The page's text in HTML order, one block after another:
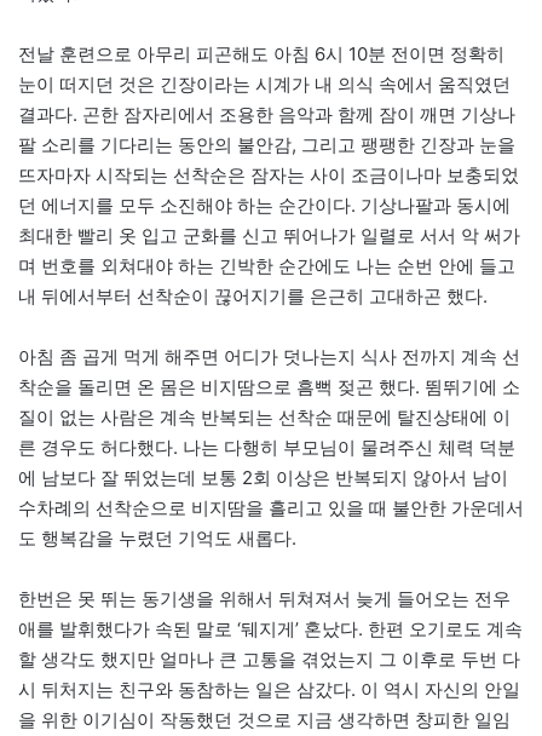
전날 훈련으로 아무리 피곤해도 아침 6시 10분 전이면 정확히
눈이 떠지던 것은 긴장이라는 시계가 내 의식 속에서 움직였던
결과다. 곤한 잠자리에서 조용한 음악과 함께 잠이 깨면 기상나
팔 소리를 기다리는 동안의 불안감, 그리고 팽팽한 긴장과 눈을
뜨자마자 시작되는 선착순은 잠자는 사이 조금이나마 보충되었
던 에너지를 모두 소진해야 하는 순간이다. 기상나팔과 동시에
최대한 빨리 옷 입고 군화를 신고 뛰어나가 일렬로 서서 악 써가
며 번호를 외쳐대야 하는 긴박한 순간에도 나는 순번 안에 들고
내 뒤에서부터 선착순이 끊어지기를 은근히 고대하곤 했다.
아침 좀 곱게 먹게 해주면 어디가 덧나는지 식사 전까지 계속 선
착순을 돌리면 온 몸은 비지땀으로 흠뻑 젖곤 했다. 뜀뛰기에 소
질이 없는 사람은 계속 반복되는 선착순 때문에 탈진상태에 이
른 경우도 허다했다. 나는 다행히 부모님이 물려주신 체력 덕분
에 남보다 잘 뛰었는데 보통 2회 이상은 반복되지 않아서 남이
수차례의 선착순으로 비지땀을 흘리고 있을 때 불안한 가운데서
도 행복감을 누렸던 기억도 새롭다.
한번은 못 뛰는 동기생을 위해서 뒤쳐져서 늦게 들어오는 전우
애를 발휘했다가 속된 말로 ‘뒈지게’ 혼났다. 한편 오기로도 계속
할 생각도 했지만 얼마나 큰 고통을 겪었는지 그 이후로 두번 다
시 뒤처지는 친구와 동참하는 일은 삼갔다. 이 역시 자신의 안일
을 위한 이기심이 작동했던 것으로 지금 생각하면 창피한 일임